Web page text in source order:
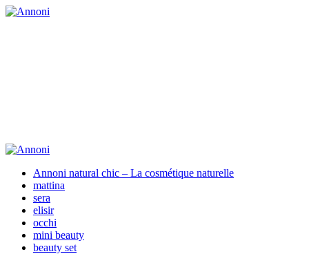
Annoni natural chic – La cosmétique naturelle
mattina
sera
elisir
occhi
mini beauty
beauty set